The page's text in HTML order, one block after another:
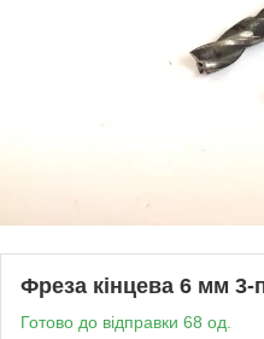
Фреза кінцева 6 мм
Готово до відправки 68 од.